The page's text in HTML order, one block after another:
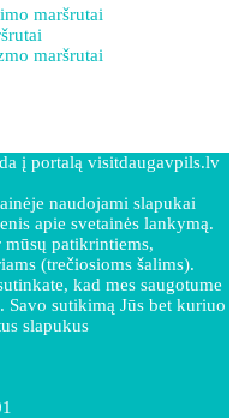
maršrutai
maršrutai
į portalą visitdaugavpils.lv
naudojami slapukai
apie svetainės lankymą.
patikrintiems,
(trečiosioms šalims).
kad mes saugotume
Savo sutikimą Jūs bet kuriuo
slapukus